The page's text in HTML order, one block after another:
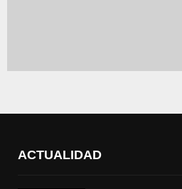
ACTUALIDAD